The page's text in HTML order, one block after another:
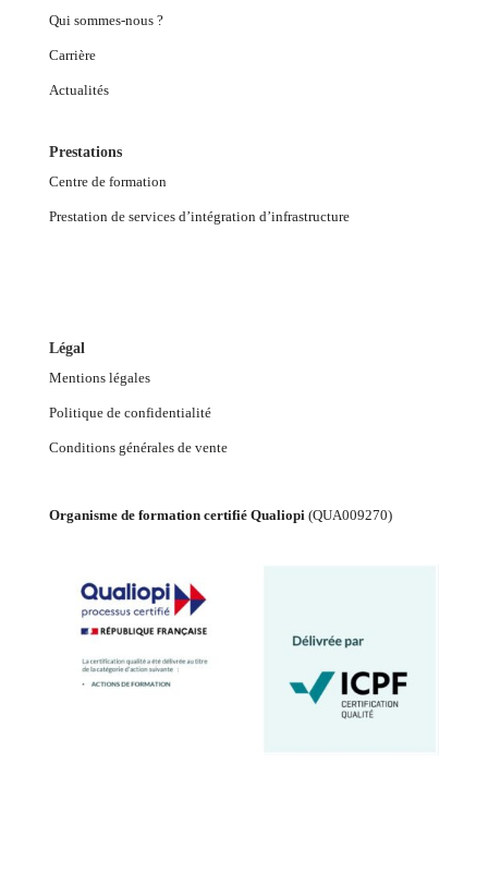
Qui sommes-nous ?
Carrière
Actualités
Prestations
Centre de formation
Prestation de services d’intégration d’infrastructure
Légal
Mentions légales
Politique de confidentialité
Conditions générales de vente
Organisme de formation certifié Qualiopi(QUA009270)